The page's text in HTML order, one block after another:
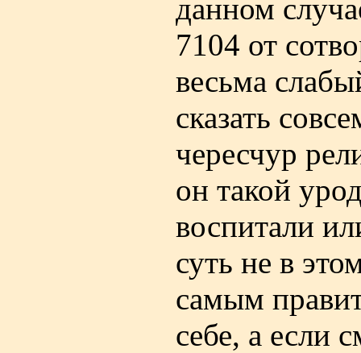
данном
7104 от
весьма
сказать
чересчур
он такой
воспитали
суть не в
самым
себе, а если